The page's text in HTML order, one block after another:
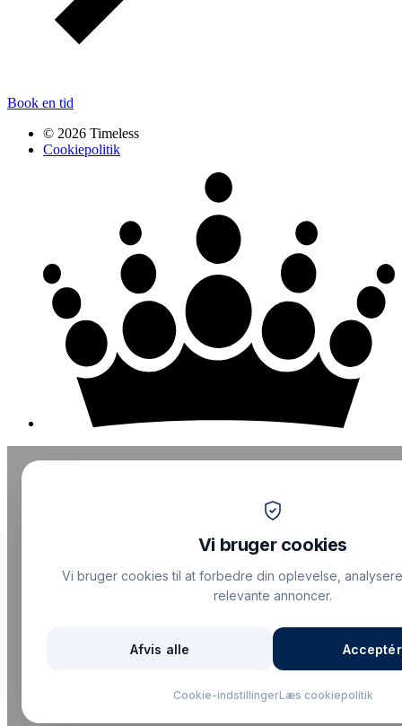
Book en tid
© 2026 Timeless
Cookiepolitik